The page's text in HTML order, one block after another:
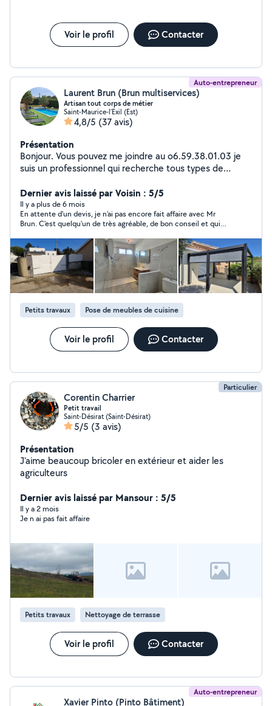
Voir le profil Contacter
Auto-entrepreneur
Laurent Brun (Brun multiservices)
Artisan tout corps de métier
Saint-Maurice-l'Exil (Est)
4,8/5 (37 avis)
Présentation
Bonjour. Vous pouvez me joindre au o6.59.38.01.03 je
suis un professionnel qui recherche tous types de
je suis très minutieux, je fais également du lavage de
vitre.
Dernier avis laissé par Voisin : 5/5
Il y a plus de 6 mois
En attente d'un devis, je n'ai pas encore fait affaire avec Mr
Brun. C'est quelqu'un de très agréable, de bon conseil et qui
Petits travaux Pose de meubles de cuisine
Voir le profil Contacter
Particulier
Corentin Charrier
Petit travail
Saint-Désirat (Saint-Désirat)
5/5 (3 avis)
Présentation
J'aime beaucoup bricoler en extérieur et aider les
agriculteurs
Dernier avis laissé par Mansour : 5/5
Il y a 2 mois
Je n ai pas fait affaire
Petits travaux Nettoyage de terrasse
Voir le profil Contacter
Auto-entrepreneur
Xavier Pinto (Pinto Bâtiment)